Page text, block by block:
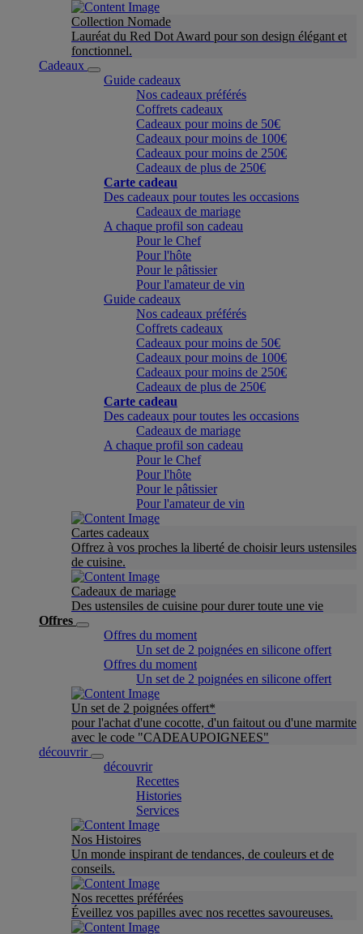
Collection Nomade
Lauréat du Red Dot Award pour son design élégant et
fonctionnel.
Cadeaux
Guide cadeaux
Nos cadeaux préférés
Coffrets cadeaux
Cadeaux pour moins de 50€
Cadeaux pour moins de 100€
Cadeaux pour moins de 250€
Cadeaux de plus de 250€
Carte cadeau
Des cadeaux pour toutes les occasions
Cadeaux de mariage
A chaque profil son cadeau
Pour le Chef
Pour l'hôte
Pour le pâtissier
Pour l'amateur de vin
Guide cadeaux
Nos cadeaux préférés
Coffrets cadeaux
Cadeaux pour moins de 50€
Cadeaux pour moins de 100€
Cadeaux pour moins de 250€
Cadeaux de plus de 250€
Carte cadeau
Des cadeaux pour toutes les occasions
Cadeaux de mariage
A chaque profil son cadeau
Pour le Chef
Pour l'hôte
Pour le pâtissier
Pour l'amateur de vin
Cartes cadeaux
Offrez à vos proches la liberté de choisir leurs ustensiles
de cuisine.
Cadeaux de mariage
Des ustensiles de cuisine pour durer toute une vie
Offres
Offres du moment
Un set de 2 poignées en silicone offert
Offres du moment
Un set de 2 poignées en silicone offert
Un set de 2 poignées offert*
pour l'achat d'une cocotte, d'un faitout ou d'une marmite
avec le code "CADEAUPOIGNEES"
découvrir
découvrir
Recettes
Histories
Services
Nos Histoires
Un monde inspirant de tendances, de couleurs et de
conseils.
Nos recettes préférées
Éveillez vos papilles avec nos recettes savoureuses.